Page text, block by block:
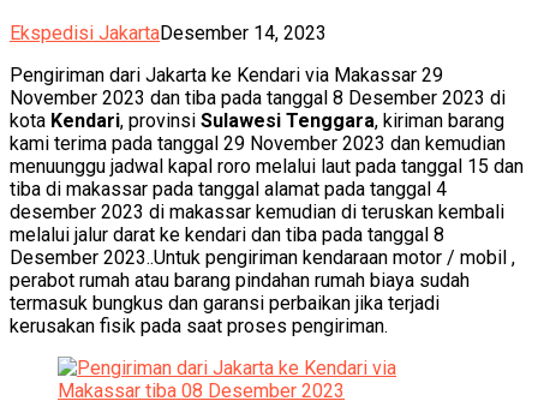
Ekspedisi JakartaDesember 14, 2023
Pengiriman dari Jakarta ke Kendari via Makassar 29
November 2023 dan tiba pada tanggal 8 Desember 2023 di
kota Kendari, provinsi Sulawesi Tenggara, kiriman barang
kami terima pada tanggal 29 November 2023 dan kemudian
menuunggu jadwal kapal roro melalui laut pada tanggal 15 dan
tiba di makassar pada tanggal alamat pada tanggal 4
desember 2023 di makassar kemudian di teruskan kembali
melalui jalur darat ke kendari dan tiba pada tanggal 8
Desember 2023..Untuk pengiriman kendaraan motor / mobil ,
perabot rumah atau barang pindahan rumah biaya sudah
termasuk bungkus dan garansi perbaikan jika terjadi
kerusakan fisik pada saat proses pengiriman.